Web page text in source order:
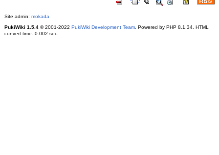
Site admin: mokada
PukiWiki 1.5.4© 2001-2022 PukiWiki Development Team. Powered by PHP 8.1.34. HTML
convert time: 0.002 sec.